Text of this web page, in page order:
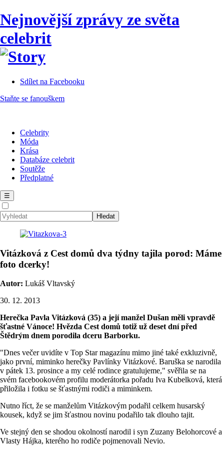
Nejnovější zprávy ze světa
celebrit
Sdílet na Facebooku
Staňte se fanouškem
Celebrity
Móda
Krása
Databáze celebrit
Soutěže
Předplatné
☰
Vitázková z Cest domů dva týdny tajila porod: Máme
foto dcerky!
Autor: Lukáš Vltavský
30. 12. 2013
Herečka Pavla Vitázková (35) a její manžel Dušan měli vpravdě
šťastné Vánoce! Hvězda Cest domů totiž už deset dní před
Štědrým dnem porodila dceru Barborku.
"Dnes večer uvidíte v Top Star magazínu mimo jiné také exkluzivně,
jako první, miminko herečky Pavlínky Vitázkové. Baruška se narodila
v pátek 13. prosince a my celé rodince gratulujeme," svěřila se na
svém facebookovém profilu moderátorka pořadu Iva Kubelková, která
přiložila i fotku se šťastnými rodiči a miminkem.
Nutno říct, že se manželům Vitázkovým podařil celkem husarský
kousek, když se jim šťastnou novinu podařilo tak dlouho tajit.
Ve stejný den se shodou okolností narodil i syn Zuzany Belohorcové a
Vlasty Hájka, kterého ho rodiče pojmenovali Nevio.